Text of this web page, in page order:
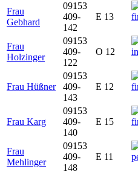
Frau
Gebhard
09153
409-
142
E 13
Frau
Holzinger
09153
409-
122
O 12
Frau Hüßner
09153
409-
143
E 12
Frau Karg
09153
409-
140
E 15
Frau
Mehlinger
09153
409-
148
E 11